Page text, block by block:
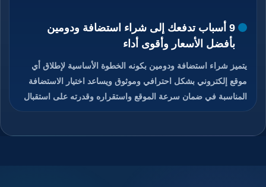
9 أسباب تدفعك إلى شراء استضافة ودومين
بأفضل الأسعار وأقوى أداء
يتميز شراء استضافة ودومين بكونه الخطوة الأساسية لإطلاق أي
موقع إلكتروني بشكل احترافي وموثوق ويساعد اختيار الاستضافة
المناسبة في ضمان سرعة الموقع واستقراره وقدرته على استقبال
الزوار دون انقطاع، كما يمنح الدومين هوية رقمية مميزة تسهل على